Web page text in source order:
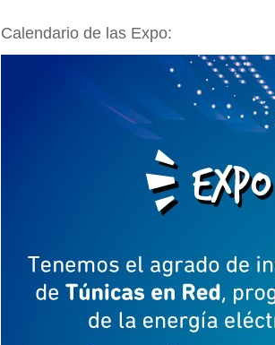
Calendario de las Expo: